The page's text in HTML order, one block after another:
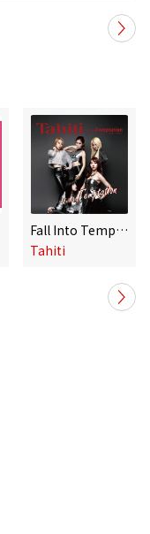
Fall Into Temptation
Tahiti